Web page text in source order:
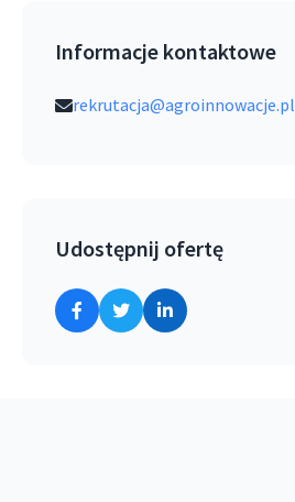
Informacje kontaktowe
rekrutacja@agroinnowacje.pl
Udostępnij ofertę